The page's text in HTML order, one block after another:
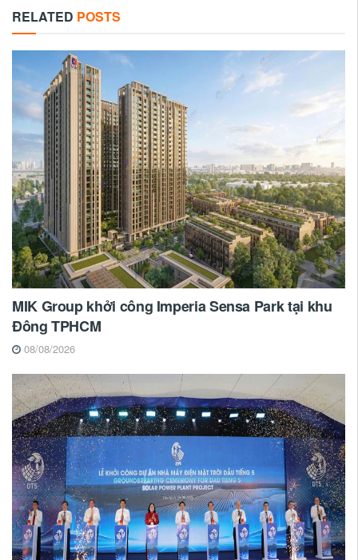
RELATED POSTS
MIK Group khởi công Imperia Sensa Park tại khu
Đông TPHCM
08/08/2026